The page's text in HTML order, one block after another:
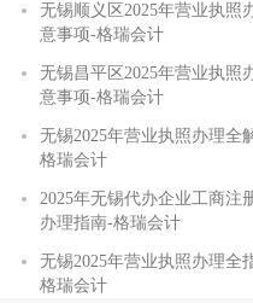
无锡顺义区2025年营业执照
意事项-格瑞会计
无锡昌平区2025年营业执照
意事项-格瑞会计
无锡2025年营业执照办理全
格瑞会计
2025年无锡代办企业工商注
办理指南-格瑞会计
无锡2025年营业执照办理全
格瑞会计